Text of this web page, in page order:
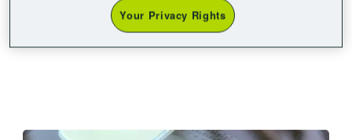
Découvrir
Your Privacy Rights